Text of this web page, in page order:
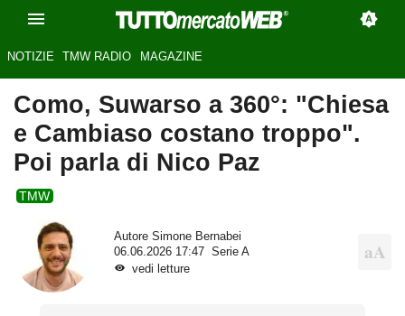
NOTIZIE TMW RADIO MAGAZINE
Como, Suwarso a 360°: "Chiesa
e Cambiaso costano troppo".
Poi parla di Nico Paz
TMW
Autore Simone Bernabei
06.06.2026 17:47
Serie A
vedi letture